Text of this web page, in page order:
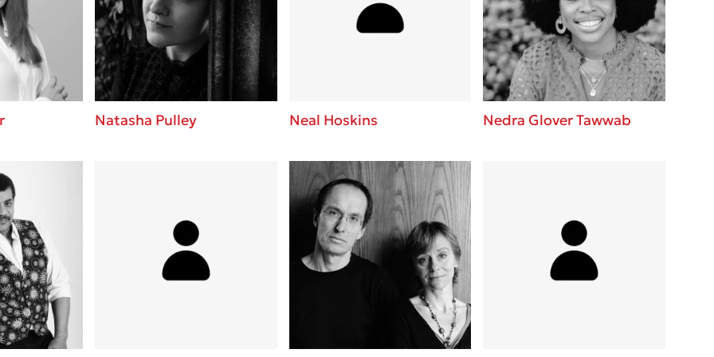
Εύκολη συνταγή για chicken BBQ pizza
από τον Άκη Πετρετζίκη!
3 βιβλία που μπορείς να διαβάσεις σε
μια μέρα!
Διακοπές με τα παιδιά: Η ανάγκη μας για
παύση σε μετωπική σύγκρουση με τη
Πάνω, κάτω, μπροστά, πίσω; Κάνε το
τεστ και ανακάλυψε την τάση σου!
Natasha Pulley Neal Hoskins Nedra Glover Tawwab